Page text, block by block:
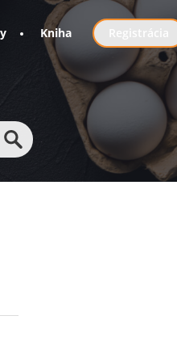
Kniha
User
account
menu
Registrácia